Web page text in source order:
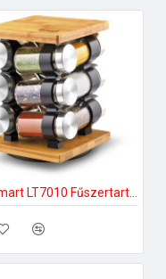
Lamart LT7010 Fűszertartó készlet